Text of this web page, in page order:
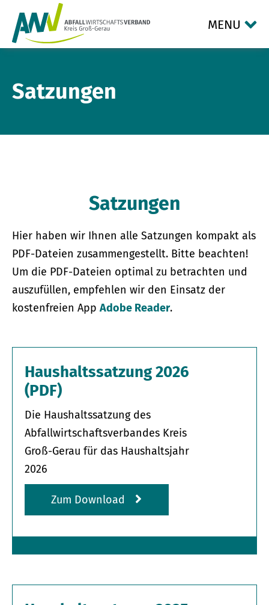
MENU
Satzungen
Satzungen
Hier haben wir Ihnen alle Satzungen kompakt als
PDF-Dateien zusammengestellt. Bitte beachten!
Um die PDF-Dateien optimal zu betrachten und
auszufüllen, empfehlen wir den Einsatz der
kostenfreien AppAdobe Reader.
Haushaltssatzung 2026
(PDF)
Die Haushaltssatzung des
Abfallwirtschaftsverbandes Kreis
Groß-Gerau für das Haushaltsjahr
2026
Zum Download